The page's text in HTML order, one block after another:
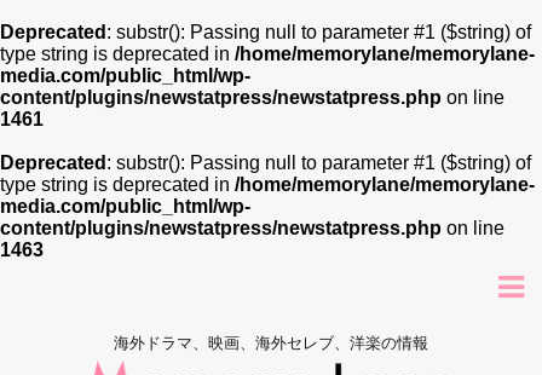
Deprecated : substr(): Passing null to parameter #1 ($string) of
type string is deprecated in /home/memorylane/memorylane-
media.com/public_html/wp-
content/plugins/newstatpress/newstatpress.php on line
1461
Deprecated : substr(): Passing null to parameter #1 ($string) of
type string is deprecated in /home/memorylane/memorylane-
media.com/public_html/wp-
content/plugins/newstatpress/newstatpress.php on line
1463
海外ドラマ、映画、海外セレブ、洋楽の情報